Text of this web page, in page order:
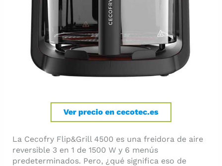
Ver precio en cecotec.es
La Cecofry Flip&Grill 4500 es una freidora de aire
reversible 3 en 1 de 1500 W y 6 menús
predeterminados. Pero, ¿qué significa eso de